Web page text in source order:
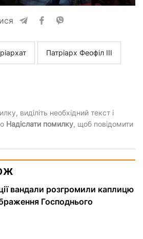
Патріарх Феофіл III
виділіть необхідний текст і
Надіслати помилку, щоб повідомити
вандали розгромили каплицю
Господнього